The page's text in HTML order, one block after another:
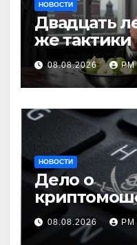
НОВОСТИ
Двадцать
же тактики
08.08.2026 РМ
НОВОСТИ
Дело о
терроризму
08.08.2026 РМ